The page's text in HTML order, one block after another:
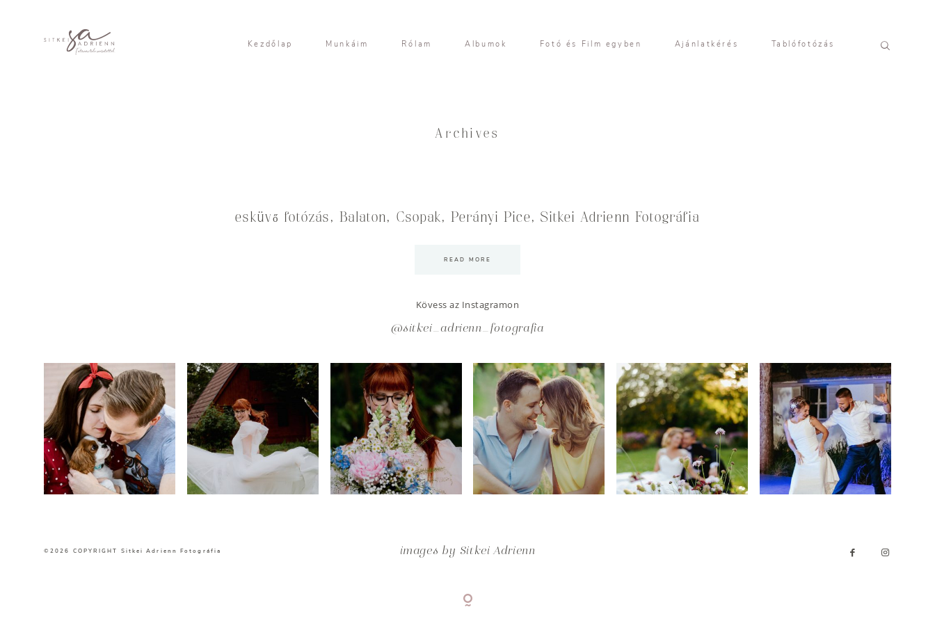
Kezdőlap Munkáim Rólam Albumok Fotó és Film egyben Ajánlatkérés Tablófotózás
Archives
esküvő fotózás, Balaton, Csopak, Perányi Pice, Sitkei Adrienn Fotográfia
READ MORE
Kövess az Instagramon
@sitkei_adrienn_fotografia
©2026 COPYRIGHT Sitkei Adrienn Fotográfia images by Sitkei Adrienn